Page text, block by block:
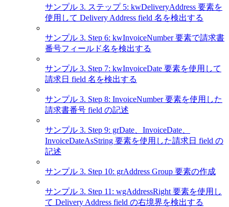
サンプル 3. ステップ 5: kwDeliveryAddress 要素を
使用して Delivery Address field 名を検出する
サンプル 3. Step 6: kwInvoiceNumber 要素で請求書
番号フィールド名を検出する
サンプル 3. Step 7: kwInvoiceDate 要素を使用して
請求日 field 名を検出する
サンプル 3. Step 8: InvoiceNumber 要素を使用した
請求書番号 field の記述
サンプル 3. Step 9: grDate、InvoiceDate、
InvoiceDateAsString 要素を使用した請求日 field の
記述
サンプル 3. Step 10: grAddress Group 要素の作成
サンプル 3. Step 11: wgAddressRight 要素を使用し
て Delivery Address field の右境界を検出する